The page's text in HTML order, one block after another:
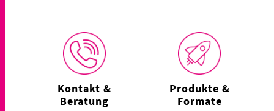
Kontakt &
Beratung
Produkte &
Formate